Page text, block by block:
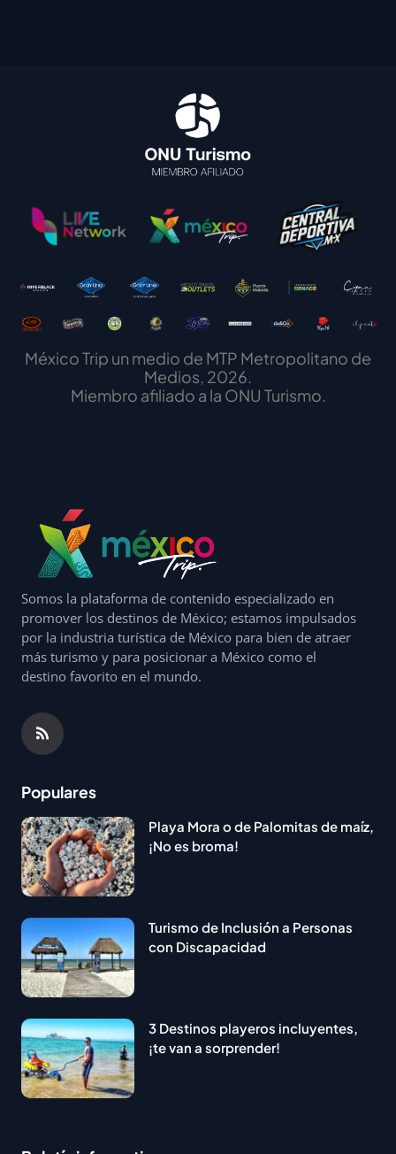
México Trip un medio de MTP Metropolitano de
Medios, 2026.
Miembro afiliado a la ONU Turismo.
Somos la plataforma de contenido especializado en
promover los destinos de México; estamos impulsados
por la industria turística de México para bien de atraer
más turismo y para posicionar a México como el
destino favorito en el mundo.
Populares
Playa Mora o de Palomitas de maíz,
¡No es broma!
Turismo de Inclusión a Personas
con Discapacidad
3 Destinos playeros incluyentes,
¡te van a sorprender!